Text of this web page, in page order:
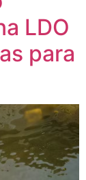
LDO
para